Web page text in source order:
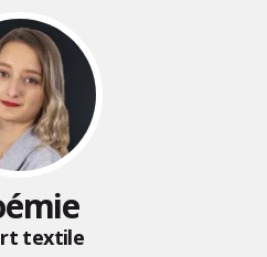
textile